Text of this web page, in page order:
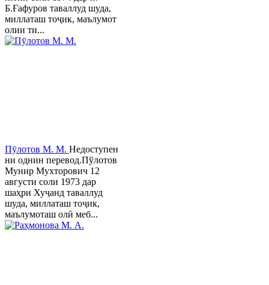
Б.Ғафуров таваллуд шуда,
миллаташ тоҷик, маълумот
олии ти...
Пӯлотов М. М. Недоступен
ни однин перевод.Пўлотов
Мунир Мухторович 12
августи соли 1973 дар
шаҳри Хуҷанд таваллуд
шуда, миллаташ тоҷик,
маълумоташ олӣ меб...